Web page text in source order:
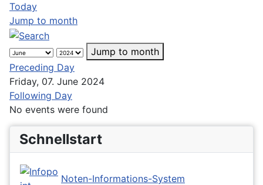
Today
Jump to month
Jump to month
Preceding Day
Friday, 07. June 2024
Following Day
No events were found
Schnellstart
Noten-Informations-System